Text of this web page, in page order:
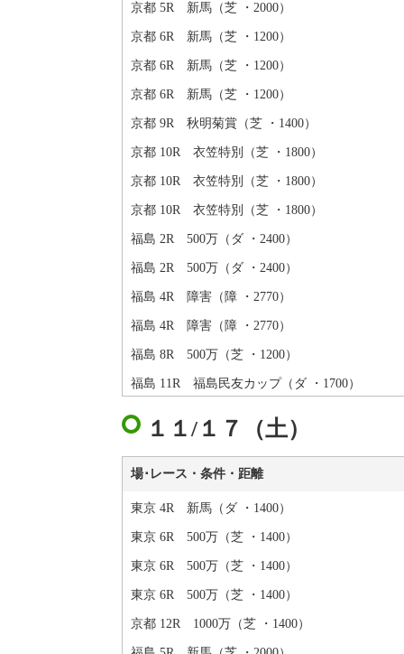
京都 5R 新馬（芝 ・2000）
京都 6R 新馬（芝 ・1200）
京都 6R 新馬（芝 ・1200）
京都 6R 新馬（芝 ・1200）
京都 9R 秋明菊賞（芝 ・1400）
京都 10R 衣笠特別（芝 ・1800）
京都 10R 衣笠特別（芝 ・1800）
京都 10R 衣笠特別（芝 ・1800）
福島 2R 500万（ダ ・2400）
福島 2R 500万（ダ ・2400）
福島 4R 障害（障 ・2770）
福島 4R 障害（障 ・2770）
福島 8R 500万（芝 ・1200）
福島 11R 福島民友カップ（ダ ・1700）
１１/１７（土）
場･レース・条件・距離
東京 4R 新馬（ダ ・1400）
東京 6R 500万（芝 ・1400）
東京 6R 500万（芝 ・1400）
東京 6R 500万（芝 ・1400）
京都 12R 1000万（芝 ・1400）